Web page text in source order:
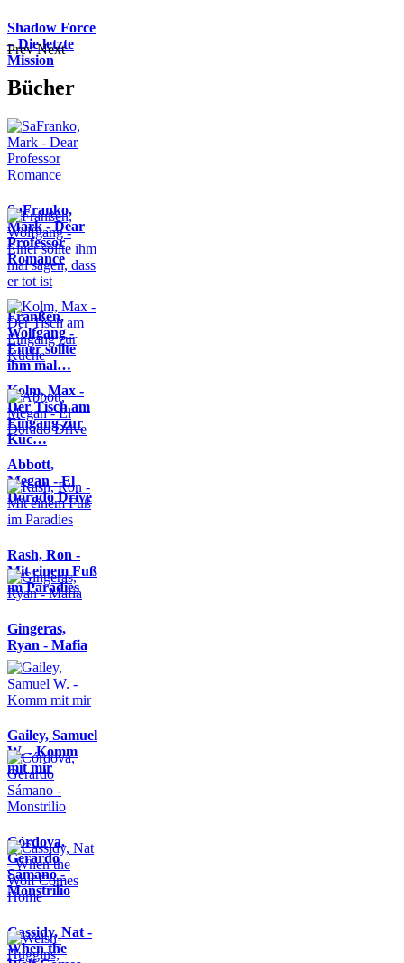
Shadow Force
– Die letzte
Mission
Prev Next
Bücher
SaFranko,
Mark - Dear
Professor
Romance
Franßen,
Wolfgang -
Einer sollte
ihm mal…
Kolm, Max -
Der Tisch am
Eingang zur
Küc…
Abbott,
Megan - El
Dorado Drive
Rash, Ron -
Mit einem Fuß
im Paradies
Gingeras,
Ryan - Mafia
Gailey, Samuel
W. - Komm
mit mir
Córdova,
Gerardo
Sámano -
Monstrilio
Cassidy, Nat -
When the